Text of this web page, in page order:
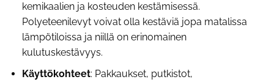
kemikaalien ja kosteuden kestämisessä.
Polyeteenilevyt voivat olla kestäviä jopa matalissa
lämpötiloissa ja niillä on erinomainen
kulutuskestävyys.
Käyttökohteet: Pakkaukset, putkistot,